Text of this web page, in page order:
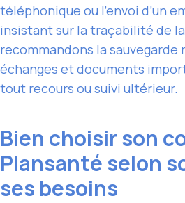
téléphonique ou l’envoi d’un
insistant sur la traçabilité de
recommandons la sauvegarde
échanges et documents
tout recours ou suivi ultérieur.
Bien choisir son
Plansanté selon
ses besoins